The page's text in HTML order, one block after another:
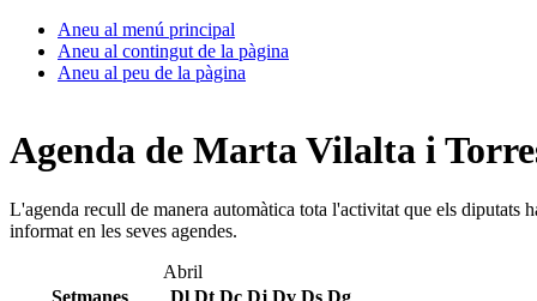
Aneu al menú principal
Aneu al contingut de la pàgina
Aneu al peu de la pàgina
Agenda de Marta Vilalta i
L'agenda recull de manera automàtica tota l'activitat que els diputats
informat en les seves agendes.
Abril
Setmanes
Dl Dt Dc Dj Dv Ds Dg